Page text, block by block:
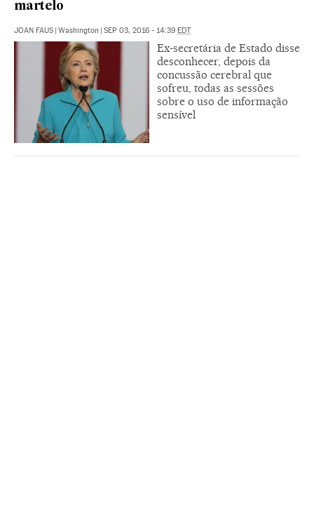
martelo
JOAN FAUS | Washington | SEP 03, 2016 - 14:39 EDT
Ex-secretária de Estado disse
desconhecer, depois da
concussão cerebral que
sofreu, todas as sessões
sobre o uso de informação
sensível